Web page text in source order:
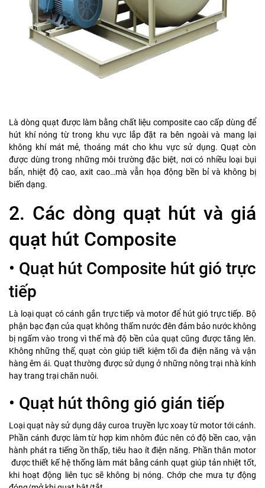
Là dòng quạt được làm bằng chất liệu composite cao cấp dùng để
hút khí nóng từ trong khu vực lắp đặt ra bên ngoài và mang lại
không khí mát mẻ, thoáng mát cho khu vực sử dụng. Quạt còn
được dùng trong những môi trường đặc biệt, nơi có nhiều loại bụi
bẩn, nhiệt độ cao, axit cao…mà vẫn họa động bền bỉ và không bị
biến dạng.
2. Các dòng quạt hút và giá
quạt hút Composite
• Quạt hút Composite hút gió trực
tiếp
Là loại quạt có cánh gắn trực tiếp và motor để hút gió trực tiếp. Bộ
phận bạc đạn của quạt không thấm nước đên đảm bảo nước không
bị ngấm vào trong vì thế mà độ bền của quạt cũng được tăng lên.
Không những thế, quạt còn giúp tiết kiệm tối đa điện năng và vận
hàng êm ái. Quạt thường được sử dụng ở những nông trại nhà kính
hay trang trại chăn nuôi.
• Quạt hút thông gió gián tiếp
Loại quạt này sử dụng dây curoa truyền lực xoay từ motor tới cánh.
Phần cánh được làm từ hợp kim nhôm đúc nên có độ bền cao, vận
hành phát ra tiếng ồn thấp, tiêu hao ít điện năng. Phần thân motor
được thiết kế hệ thống làm mát bằng cánh quạt giúp tản nhiệt tốt,
khi hoạt động liên tục sẽ không bị nóng. Chớp che mưa tự động